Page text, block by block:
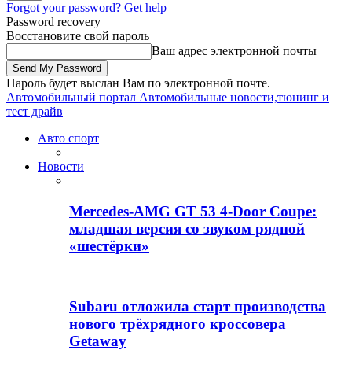
Forgot your password? Get help
Password recovery
Восстановите свой пароль
Ваш адрес электронной почты
Пароль будет выслан Вам по электронной почте.
Автомобильный портал Автомобильные новости,тюнинг и
тест драйв
Авто спорт
Новости
Mercedes-AMG GT 53 4-Door Coupe:
младшая версия со звуком рядной
«шестёрки»
Subaru отложила старт производства
нового трёхрядного кроссовера
Getaway